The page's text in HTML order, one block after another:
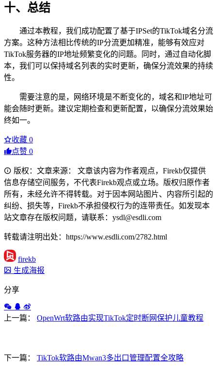
十、总结
通过本教程，我们成功配置了基于IPSet的TikTok域名分流
方案。这种方法相比传统的IP分流更加精准，能够有效应对
TikTok服务器的IP地址频繁变化的问题。同时，通过自动化脚
本，我们可以保持域名列表的实时更新，确保分流效果的持续
性。
需要注意的是，网络环境是不断变化的，域名和IP地址可
能会随时更新。建议定期检查和更新配置，以确保分流效果始
终如一。
收藏 0
点赞 0
版权：文章来源： 文章该内容为作者观点，Firekb仅提供
信息存储空间服务，不代表Firekb观点或立场。版权归原作者
所有，未经允许不得转载。对于因本网站图片、内容所引起的
纠纷、损失等，Firekb不承担侵权行为的连带责任。如发现本
站文章存在版权问题，请联系：ysdl@esdli.com
转载请注明出处：https://www.esdli.com/2782.html
firekb
生成海报
分享
上一篇： OpenWrt软路由实现TikTok定时断网保护儿童教程
下一篇： TikTok软路由Mwan3多出口管理配置全攻略